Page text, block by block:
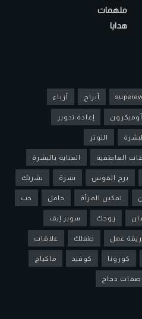
ملهمات
هدايا
أبراج أزياء
أوميكرون إعادة تدوير
التوتر
العاطفية العناية بالبشرة
برج القوس بشرة بشرتك
تمكين المرأة حامل حب
زوجك سوبر إيف
عمل طفلك علاقات
كورونا كوفيد ماكياج
دجاج